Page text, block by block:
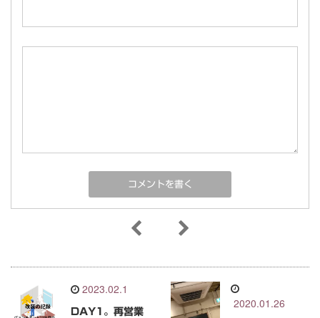
2023.02.1
DAY1。再営業
2020.01.26